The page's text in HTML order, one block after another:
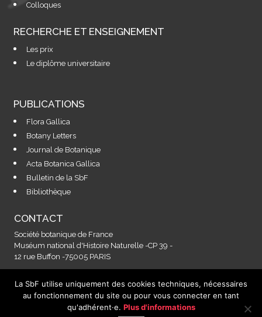
Colloques
RECHERCHE ET ENSEIGNEMENT
Les prix
Le diplôme universitaire
PUBLICATIONS
Flora Gallica
Botany Letters
Journal de Botanique
Acta Botanica Gallica
Bulletin de la SbF
Bibliothèque
CONTACT
Société botanique de France
Muséum national d'Histoire Naturelle -CP 39 -
12 rue Buffon -75005 PARIS
Contactez-nous à l'adresse :
secretariat@societebotaniquedefrance.fr
La SbF utilise uniquement des cookies techniques, nécessaires
au fonctionnement du site ou pour vous connecter en tant
qu'adhérent·e. Plus d'informations